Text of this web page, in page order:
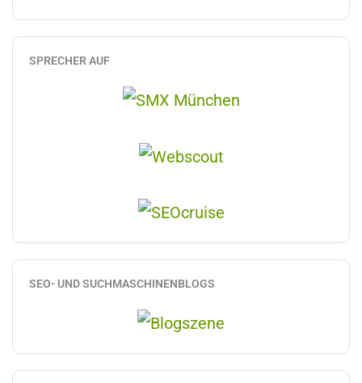
SPRECHER AUF
SEO- UND SUCHMASCHINENBLOGS